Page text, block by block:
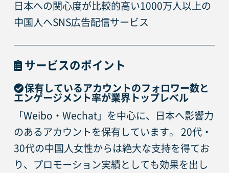
日本への関心度が比較的高い1000万人以上の
中国人へSNS広告配信サービス
サービスのポイント
保有しているアカウントのフォロワー数と
エンゲージメント率が業界トップレベル
「Weibo・Wechat」を中心に、日本へ影響力
のあるアカウントを保有しています。 20代・
30代の中国人女性からは絶大な支持を得てお
り、プロモーション実績としても効果を出し